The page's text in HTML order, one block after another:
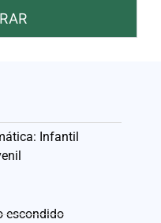
Infantil
escondido